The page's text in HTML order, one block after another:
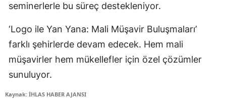
seminerlerle bu süreç destekleniyor.
‘Logo ile Yan Yana: Mali Müşavir Buluşmaları’
farklı şehirlerde devam edecek. Hem mali
müşavirler hem mükellefler için özel çözümler
sunuluyor.
Kaynak: İHLAS HABER AJANSI